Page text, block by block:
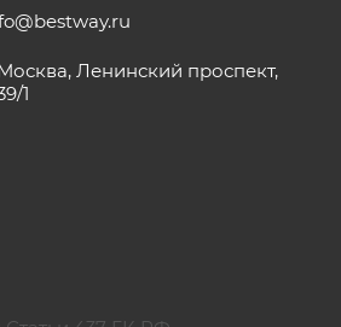
Ленинский проспект,
1